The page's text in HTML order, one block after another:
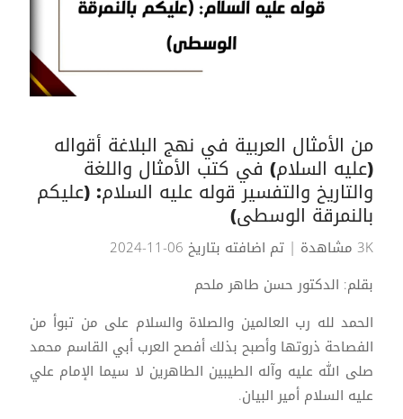
من الأمثال العربية في نهج البلاغة أقواله
(عليه السلام) في كتب الأمثال واللغة
والتاريخ والتفسير قوله عليه السلام: (عليكم
بالنمرقة الوسطى)
3K مشاهدة
| تم اضافته بتاريخ 06-11-2024
بقلم: الدكتور حسن طاهر ملحم
الحمد لله رب العالمين والصلاة والسلام على من تبوأ من
الفصاحة ذروتها وأصبح بذلك أفصح العرب أبي القاسم محمد
صلى الله عليه وآله الطيبين الطاهرين لا سيما الإمام علي
عليه السلام أمير البيان.